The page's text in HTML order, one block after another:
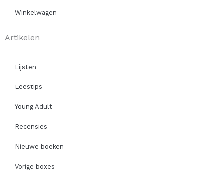
Winkelwagen
Artikelen
Lijsten
Leestips
Young Adult
Recensies
Nieuwe boeken
Vorige boxes